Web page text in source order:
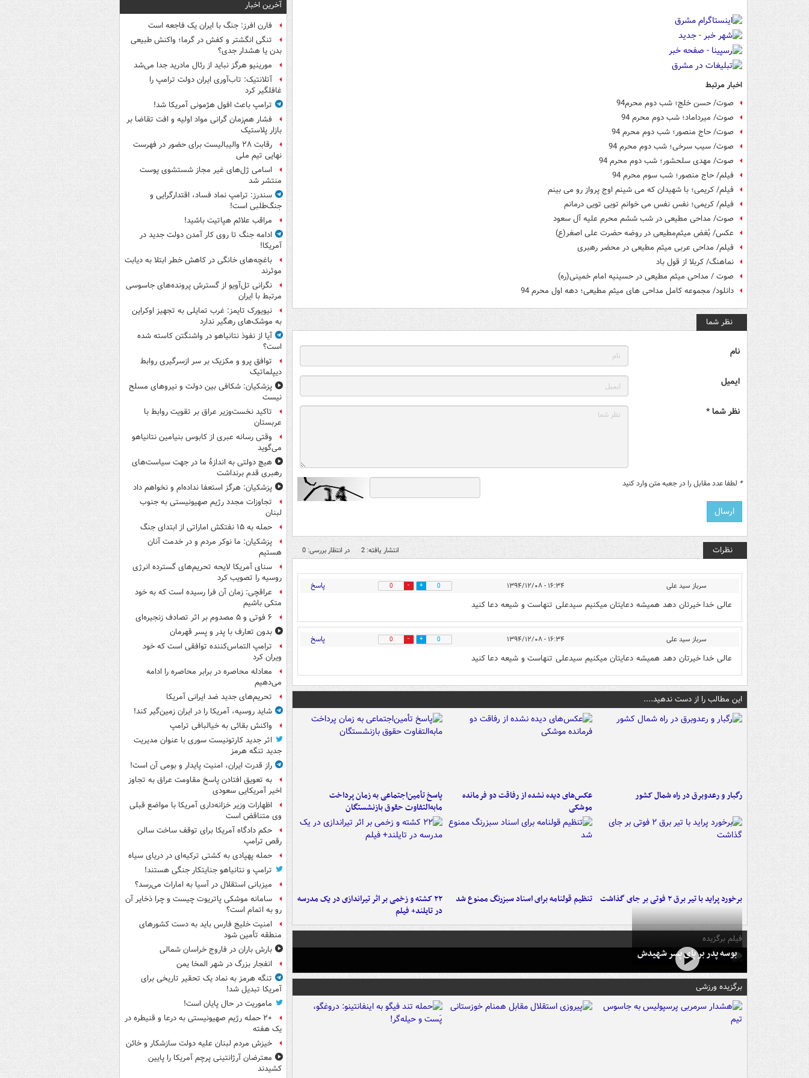
اخبار مرتبط
صوت/ حسن خلج؛ شب دوم محرم94
صوت/ میرداماد؛ شب دوم محرم 94
صوت/ حاج منصور؛ شب دوم محرم 94
صوت/ سیب سرخی؛ شب دوم محرم 94
صوت/ مهدی سلحشور؛ شب دوم محرم 94
فیلم/ حاج منصور؛ شب سوم محرم 94
فیلم/ کریمی؛ با شهیدان که می شینم اوج پرواز رو می بینم
فیلم/ کریمی؛‌ نفس نفس می خوانم تویی تویی درمانم
صوت/ مداحی مطیعی در شب ششم محرم علیه آل سعود
عکس/ بُغض میثم‌مطیعی در روضه حضرت علی اصغر(ع)
فیلم/ مداحی عربی میثم مطیعی در محضر رهبری
نماهنگ/ کربلا از قول باد
صوت / مداحی میثم مطیعی در حسینیه امام خمینی(ره)
دانلود/ مجموعه کامل مداحی های میثم مطیعی؛ دهه اول محرم 94
نظر شما
نام
ایمیل
نظر شما *
* لطفا عدد مقابل را در جعبه متن وارد کنید
نظرات انتشار یافته: 2 در انتظار بررسی: 0
سرباز سید علی ۱۶:۳۴ - ۱۳۹۴/۱۲/۰۸ 0
0 پاسخ
عالی خدا خیرتان دهد همیشه دعایتان میکنیم سیدعلی تنهاست و شیعه دعا کنید
سرباز سید علی ۱۶:۳۴ - ۱۳۹۴/۱۲/۰۸ 0
0 پاسخ
عالی خدا خیرتان دهد همیشه دعایتان میکنیم سیدعلی تنهاست و شیعه دعا کنید
این مطالب را از دست ندهید....
رگبار و رعدوبرق در راه شمال کشور
عکس‌های دیده نشده از رفاقت دو فرمانده‌
موشکی
پاسخ تأمین‌اجتماعی به زمان پرداخت
مابه‌التفاوت حقوق بازنشستگان
برخورد پراید با تیر برق ۲ فوتی بر جای گذاشت تنظیم قولنامه برای اسناد سبزرنگ ممنوع شد
۲۲ کشته و زخمی بر اثر تیراندازی در یک مدرسه
در تایلند+ فیلم
فیلم برگزیده
بوسه‌ پدر بر پای پسر شهیدش
برگزیده ورزشی
آخرین اخبار
فارن افرز: جنگ با ایران یک فاجعه است
تنگی انگشتر و کفش در گرما؛ واکنش طبیعی
بدن یا هشدار جدی؟
مورینیو هرگز نباید از رئال مادرید جدا می‌شد
آتلانتیک: تاب‌آوری ایران دولت ترامپ را
غافلگیر کرد
ترامپ باعث افول هژمونی آمریکا شد!
فشار هم‌زمان گرانی مواد اولیه و افت تقاضا بر
بازار پلاستیک
رقابت ۲۸ والیبالیست برای حضور در فهرست
نهایی تیم ملی
اسامی ژل‌های غیر مجاز شستشوی پوست
منتشر شد
سندرز: ترامپ نماد فساد، اقتدارگرایی و
جنگ‌طلبی است!
مراقب علائم هپاتیت باشید!
ادامه جنگ تا روی کار آمدن دولت جدید در
آمریکا!
باغچه‌های خانگی در کاهش خطر ابتلا به دیابت
موثرند
نگرانی تل‌آویو از گسترش پرونده‌های جاسوسی
مرتبط با ایران
نیویورک تایمز: غرب تمایلی به تجهیز اوکراین
به موشک‌های رهگیر ندارد
آیا از نفوذ نتانیاهو در واشنگتن کاسته شده
است؟
توافق پرو و مکزیک بر سر ازسرگیری روابط
دیپلماتیک
پزشکیان: شکافی بین دولت و نیروهای مسلح
نیست
تاکید نخست‌وزیر عراق بر تقویت روابط با
عربستان
وقتی رسانه عبری از کابوس بنیامین نتانیاهو
می‌گوید
هیچ دولتی به اندازۀ ما در جهت سیاست‌های
رهبری قدم برنداشت
پزشکیان: هرگز استعفا نداده‌ام و نخواهم داد
تجاوزات مجدد رژیم صهیونیستی به جنوب
لبنان
حمله به ۱۵ نفتکش‌ اماراتی از ابتدای جنگ
پزشکیان: ما نوکر مردم و در خدمت آنان
هستیم
سنای آمریکا لایحه تحریم‌های گسترده انرژی
روسیه را تصویب کرد
عراقچی: زمان آن فرا رسیده است که به خود
متکی باشیم
۶ فوتی و ۵ مصدوم بر اثر تصادف زنجیره‌ای
بدون تعارف با پدر و پسر قهرمان
ترامپ التماس‌کننده توافقی است که خود
ویران کرد
معادله محاصره در برابر محاصره را ادامه
می‌دهیم
تحریم‌های جدید ضد ایرانی آمریکا
شاید روسیه، آمریکا را در ایران زمین‌گیر کند!
واکنش بقائی به خیالبافی ترامپ
اثر جدید کارتونیست سوری با عنوان مدیریت
جدید تنگه هرمز
راز قدرت ایران، امنیت پایدار و بومی آن است!
به تعویق افتادن پاسخ مقاومت عراق به تجاوز
اخیر آمریکایی سعودی
اظهارات وزیر خزانه‌داری آمریکا با مواضع قبلی
وی متناقض است
حکم دادگاه آمریکا برای توقف ساخت سالن
رقص ترامپ
حمله پهپادی به کشتی ترکیه‌ای در دریای سیاه
ترامپ و نتانیاهو جنایتکار جنگی هستند!
میزبانی استقلال در آسیا به امارات می‌رسد؟
سامانه موشکی پاتریوت چیست و چرا ذخایر آن
رو به اتمام است؟
امنیت خلیج فارس باید به دست کشورهای
منطقه تأمین شود
بارش باران در فاروج خراسان شمالی
انفجار بزرگ در شهر المخا یمن
تنگه هرمز به نماد یک تحقیر تاریخی برای
آمریکا تبدیل شد!
ماموریت در حال پایان است!
۲۰ حمله رژیم صهیونیستی به درعا و قنیطره در
یک هفته
خیزش مردم لبنان علیه دولت سازشکار و خائن
معترضان آرژانتینی پرچم آمریکا را پایین
کشیدند